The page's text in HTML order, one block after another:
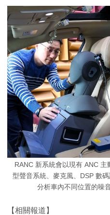
RANC 新系統會以現有 ANC
型聲音系統、麥克風、DSP 數
分析車內不同位置的噪
【相關報道】